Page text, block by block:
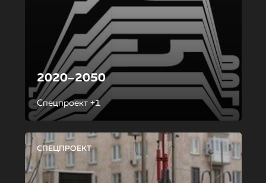
2020–2050
Спецпроект +1
СПЕЦПРОЕКТ